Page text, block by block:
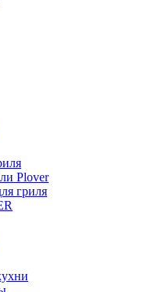
Plover
гриля